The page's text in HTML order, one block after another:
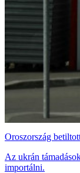
Oroszország
Az ukrán
importálni.